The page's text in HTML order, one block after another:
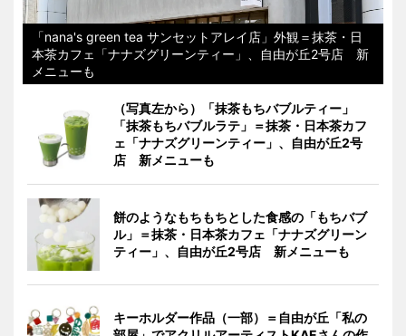
「nana's green tea サンセットアレイ店」外観＝抹茶・日
本茶カフェ「ナナズグリーンティー」、自由が丘2号店 新
メニューも
（写真左から）「抹茶もちバブルティー」
「抹茶もちバブルラテ」＝抹茶・日本茶カフ
ェ「ナナズグリーンティー」、自由が丘2号
店 新メニューも
餅のようなもちもちとした食感の「もちバブ
ル」＝抹茶・日本茶カフェ「ナナズグリーン
ティー」、自由が丘2号店 新メニューも
キーホルダー作品（一部）＝自由が丘「私の